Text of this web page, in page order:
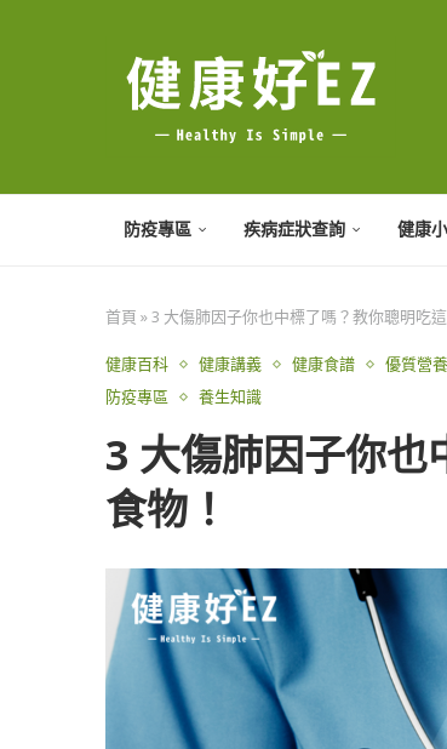
防疫專區 疾病症狀查詢 健康
首頁 »3 大傷肺因子你也中標了嗎？教你聰明吃這
健康百科 健康講義 健康食譜 優質營
防疫專區
養生知識
3 大傷肺因子你也
食物！